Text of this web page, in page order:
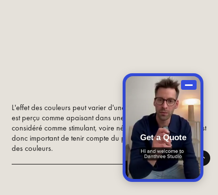
L'effet des couleurs peut varier d'une culture à l'autre. Ce qui
est perçu comme apaisant dans une culture peut être
considéré comme stimulant, voire négatif, dans une autre. Il est
donc important de tenir compte du public cible lors du choix
des couleurs.
Get a Quote